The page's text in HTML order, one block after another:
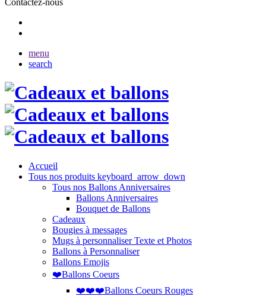
Contactez-nous
menu
search
Accueil
Tous nos produits keyboard_arrow_down
Tous nos Ballons Anniversaires
Ballons Anniversaires
Bouquet de Ballons
Cadeaux
Bougies à messages
Mugs à personnaliser Texte et Photos
Ballons à Personnaliser
Ballons Emojis
❤️Ballons Coeurs
❤️❤️❤️Ballons Coeurs Rouges